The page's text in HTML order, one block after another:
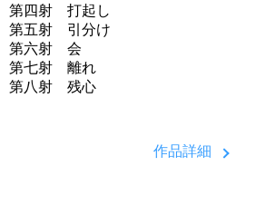
第四射 打起し
第五射 引分け
第六射 会
第七射 離れ
第八射 残心
作品詳細